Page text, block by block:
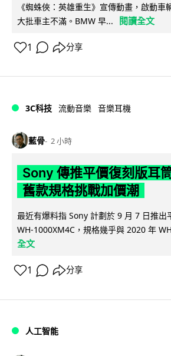
《蜘蛛俠：英雄重生》宣傳動畫，啟動車
大批車主不滿。BMW 早...
閱讀全文
1 分享
3C科技 流動音樂 音樂耳機
藍骨 2 小時
Sony 傳推平價復刻版耳
舊款規格挑戰加價潮
最近有爆料指 Sony 計劃於 9 月 7 日推出
WH-1000XM4C，規格幾乎與 2020 年
全文
1 分享
人工智能